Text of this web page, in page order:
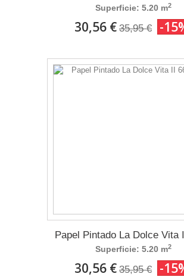
Superficie: 5.20 m2
30,56 € 35,95 € -
Papel Pintado La Dolce Vita
Superficie: 5.20 m2
30,56 € 35,95 € -